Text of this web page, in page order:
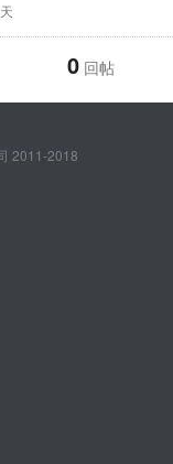
天
0 回帖
2011-2018